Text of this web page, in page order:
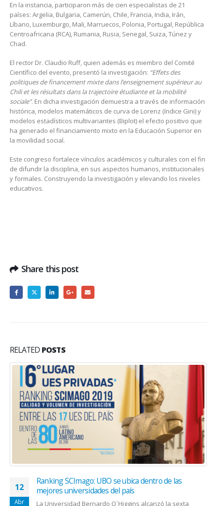
En la instancia, participaron más de cien especialistas de 21
países: Argelia, Bulgaria, Camerún, Chile, Francia, India, Irán,
Líbano, Luxemburgo, Mali, Marruecos, Polonia, Portugal, República
Centroafricana (RCA), Rumania, Rusia, Senegal, Suiza, Túnez y
Chad.
El rector Dr. Claudio Ruff, quien además es miembro del Comité
Científico del evento, presentó la investigación: “Effets des
politiques de financement mixte dans l’enseignement supérieur au
Chili et les résultats dans la trajectoire étudiante et la mobilité
sociale”. En dicha investigación demuestra a través de información
histórica, modelos matemáticos de curva de Lorenz (índice Gini) y
modelos estadísticos multivariantes (Biplot) el efecto positivo que
ha generado el financiamiento mixto en la Educación Superior en
la movilidad social.
Este congreso fortalece vínculos académicos y culturales con el fin
de difundir la disciplina, en sus aspectos humanos, institucionales
y formales. Construyendo la investigación y elevando los niveles
educativos.
Share this post
RELATED POSTS
12
Abr
Ranking SCImago: UBO se ubica dentro de las
mejores universidades del país
La Universidad Bernardo O´Higgins alcanzó la sexta